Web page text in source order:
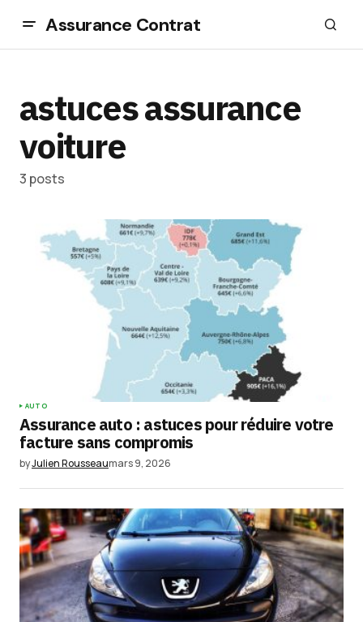
Assurance Contrat
astuces assurance
voiture
3 posts
AUTO
Assurance auto : astuces pour réduire votre
facture sans compromis
byJulien Rousseaumars 9, 2026